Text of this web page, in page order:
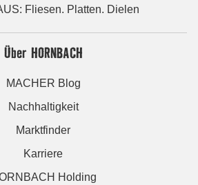
Fliesen. Platten. Dielen
Über HORNBACH
MACHER Blog
Nachhaltigkeit
Marktfinder
Karriere
Holding